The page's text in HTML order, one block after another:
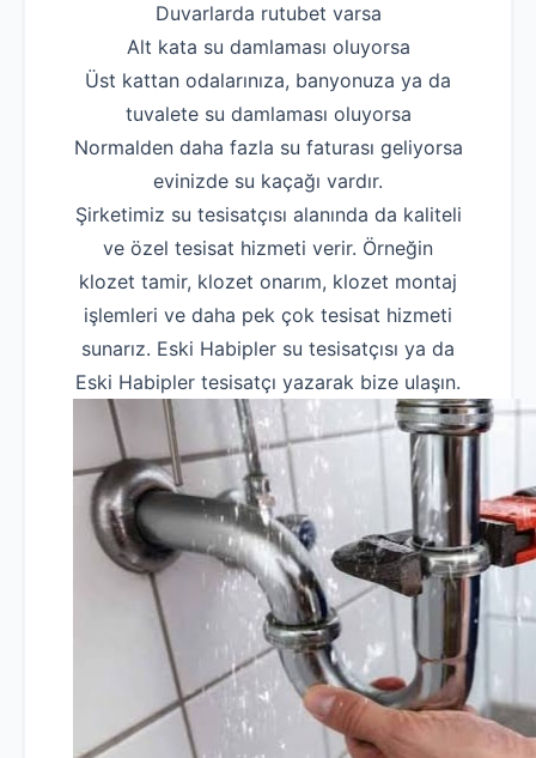
Duvarlarda rutubet varsa
Alt kata su damlaması oluyorsa
Üst kattan odalarınıza, banyonuza ya da
tuvalete su damlaması oluyorsa
Normalden daha fazla su faturası geliyorsa
evinizde su kaçağı vardır.
Şirketimiz su tesisatçısı alanında da kaliteli
ve özel tesisat hizmeti verir. Örneğin
klozet tamir, klozet onarım, klozet montaj
işlemleri ve daha pek çok tesisat hizmeti
sunarız. Eski Habipler su tesisatçısı ya da
Eski Habipler tesisatçı yazarak bize ulaşın.